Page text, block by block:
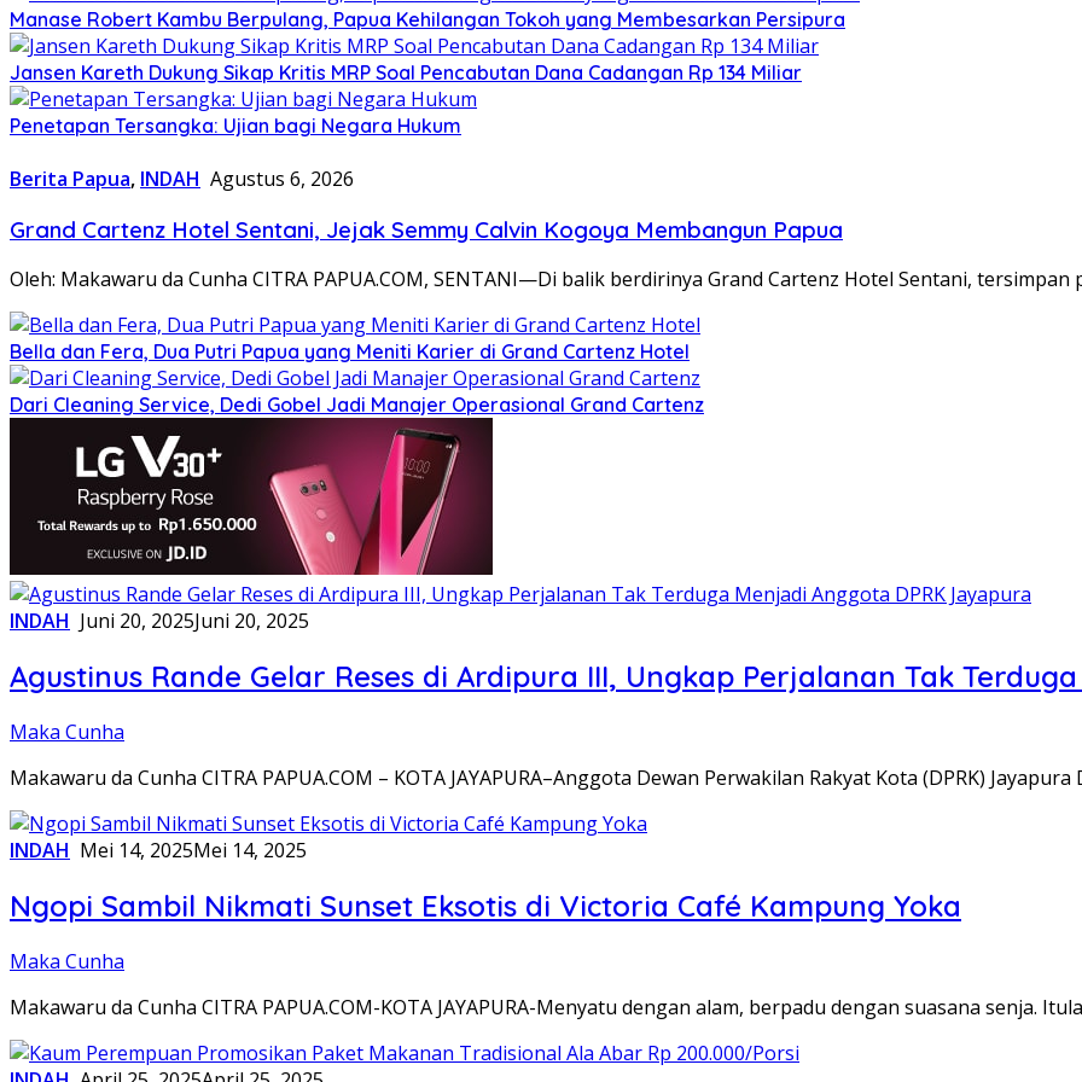
Manase Robert Kambu Berpulang, Papua Kehilangan Tokoh yang Membesarkan Persipura
Jansen Kareth Dukung Sikap Kritis MRP Soal Pencabutan Dana Cadangan Rp 134 Miliar
Penetapan Tersangka: Ujian bagi Negara Hukum
Berita Papua, INDAH Agustus 6, 2026
Grand Cartenz Hotel Sentani, Jejak Semmy Calvin Kogoya Membangun Papua
Oleh: Makawaru da Cunha CITRA PAPUA.COM, SENTANI—Di balik berdirinya Grand Cartenz Hotel Sentani, tersimpan
Bella dan Fera, Dua Putri Papua yang Meniti Karier di Grand Cartenz Hotel
Dari Cleaning Service, Dedi Gobel Jadi Manajer Operasional Grand Cartenz
INDAH Juni 20, 2025Juni 20, 2025
Agustinus Rande Gelar Reses di Ardipura III, Ungkap Perjalanan Tak
Maka Cunha
Makawaru da Cunha CITRA PAPUA.COM – KOTA JAYAPURA–Anggota Dewan Perwakilan Rakyat Kota (DPRK) Jayapura
INDAH Mei 14, 2025Mei 14, 2025
Ngopi Sambil Nikmati Sunset Eksotis di Victoria Café Kampung Yoka
Maka Cunha
Makawaru da Cunha CITRA PAPUA.COM-KOTA JAYAPURA-Menyatu dengan alam, berpadu dengan suasana senja.